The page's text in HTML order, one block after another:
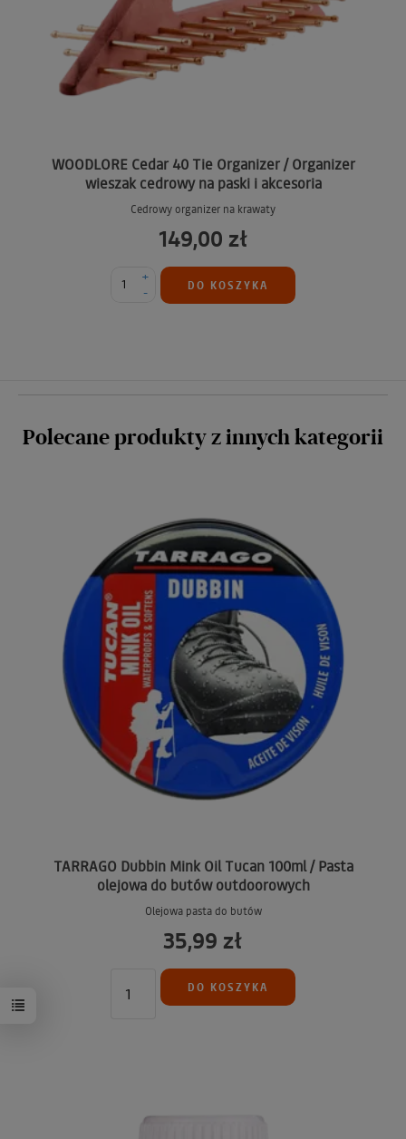
WOODLORE Cedar 40 Tie Organizer / Organizer
wieszak cedrowy na paski i akcesoria
Cedrowy organizer na krawaty
149,00 zł
-
+
DO KOSZYKA
Polecane produkty z innych kategorii
TARRAGO Dubbin Mink Oil Tucan 100ml / Pasta
olejowa do butów outdoorowych
Olejowa pasta do butów
35,99 zł
DO KOSZYKA